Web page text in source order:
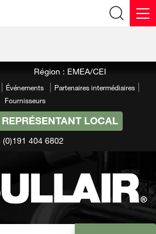
Région : EMEA/CEI
Événements
Partenaires intermédiaires
Fournisseurs
LOCAL
(0)191 404 6802